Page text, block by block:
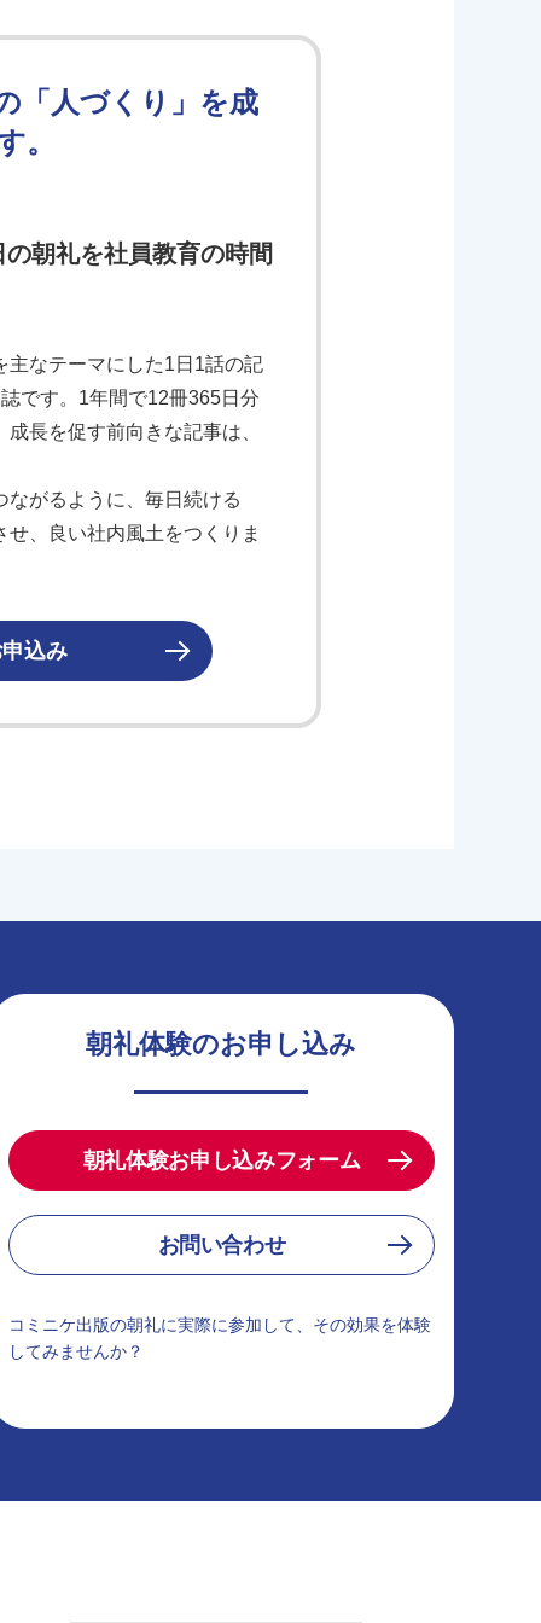
「人づくり」を成
。
朝礼を社員教育の時間
主なテーマにした1日1話の記
です。1年間で12冊365日分
長を促す前向きな記事は、
がるように、毎日続ける
、良い社内風土をつくりま
込み
朝礼体験のお申し込み
朝礼体験お申し込みフォーム
お問い合わせ
コミニケ出版の朝礼に実際に参加して、その効果を体験
してみませんか？